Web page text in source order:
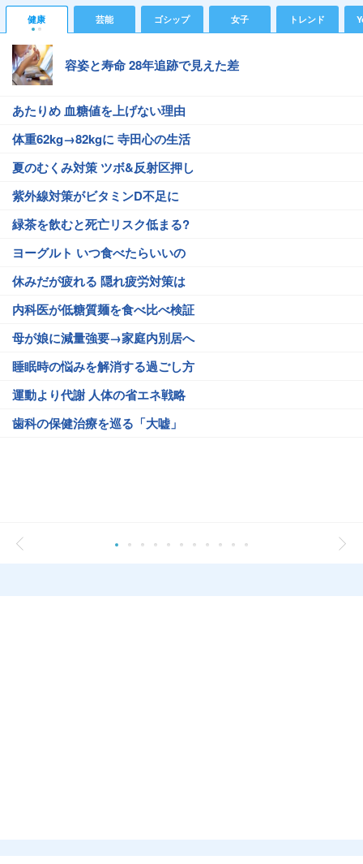
健康 芸能 ゴシップ 女子 トレンド
容姿と寿命 28年追跡で見えた差
あたりめ 血糖値を上げない理由
体重62kg→82kgに 寺田心の生活
夏のむくみ対策 ツボ&反射区押し
紫外線対策がビタミンD不足に
緑茶を飲むと死亡リスク低まる?
ヨーグルト いつ食べたらいいの
休みだが疲れる 隠れ疲労対策は
内科医が低糖質麺を食べ比べ検証
母が娘に減量強要→家庭内別居へ
睡眠時の悩みを解消する過ごし方
運動より代謝 人体の省エネ戦略
歯科の保健治療を巡る「大嘘」